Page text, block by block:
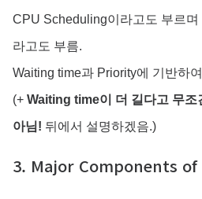
CPU Scheduling이라고도 부르며
라고도 부름.
Waiting time과 Priority에 기반하
(+ Waiting time이 더 길다고 무조
아님! 뒤에서 설명하겠음.)
3. Major Components of